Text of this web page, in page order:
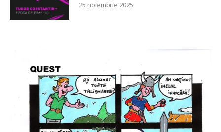
25 noiembrie 2025